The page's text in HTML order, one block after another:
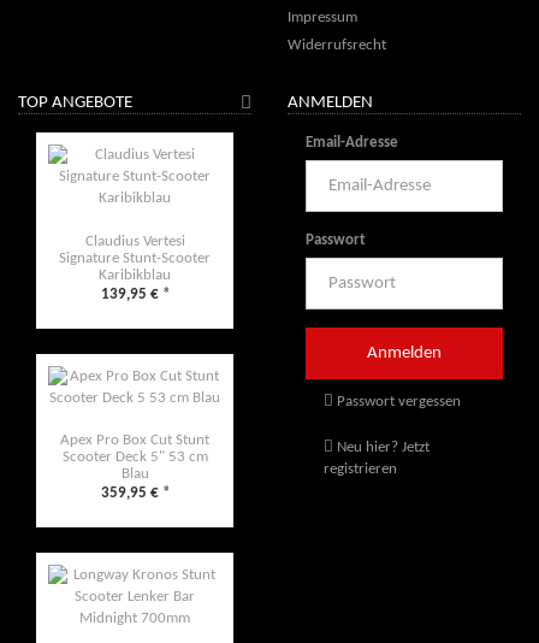
Impressum
Widerrufsrecht
TOP ANGEBOTE
Claudius Vertesi
Signature Stunt-Scooter
Karibikblau
139,95 € *
Apex Pro Box Cut Stunt
Scooter Deck 5" 53 cm
Blau
359,95 € *
ANMELDEN
Email-Adresse
Passwort
Passwort vergessen
Neu hier? Jetzt
registrieren